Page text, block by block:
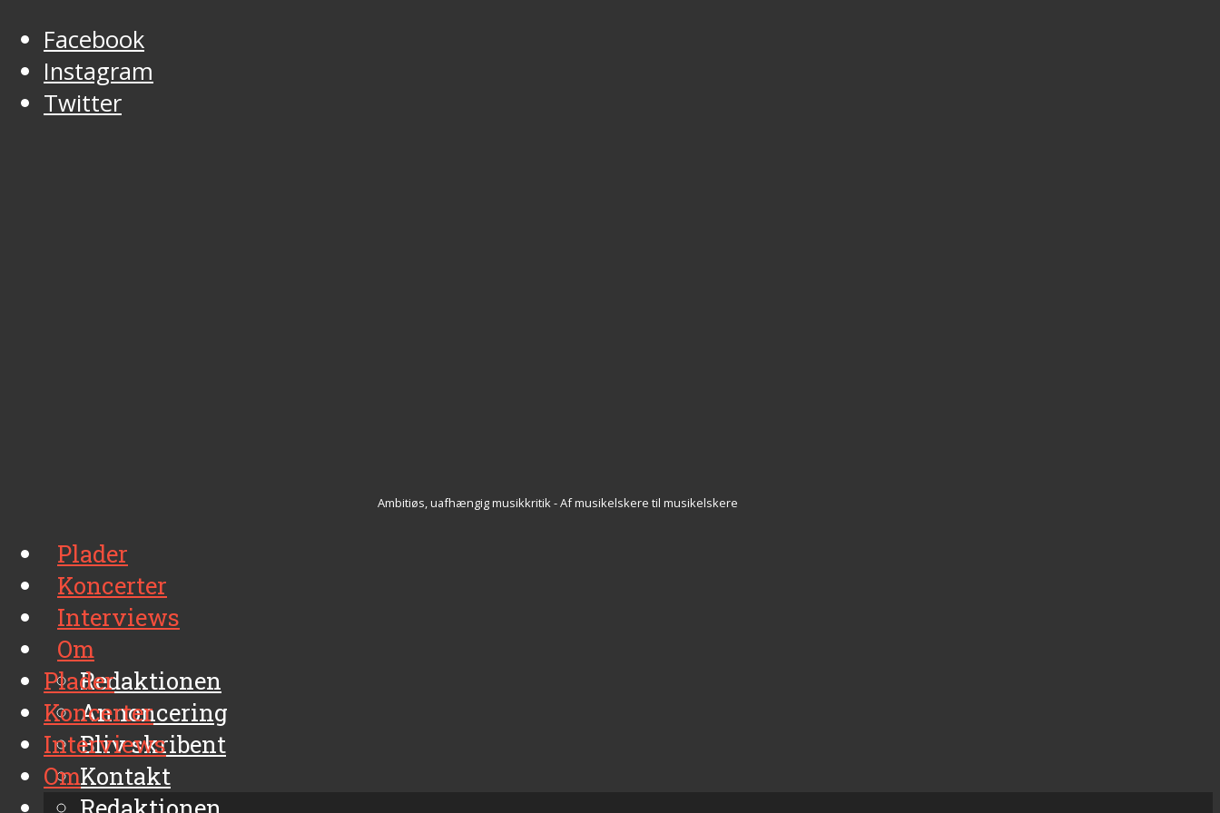
Facebook
Instagram
Twitter
Ambitiøs, uafhængig musikkritik - Af musikelskere til musikelskere
Plader
Koncerter
Interviews
Om
Redaktionen
Annoncering
Bliv skribent
Kontakt
Plader
Koncerter
Interviews
Om